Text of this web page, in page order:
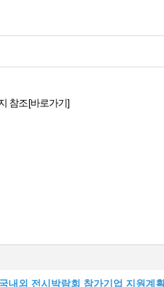
참조[바로가기]
내외 전시박람회 참가기업 지원계